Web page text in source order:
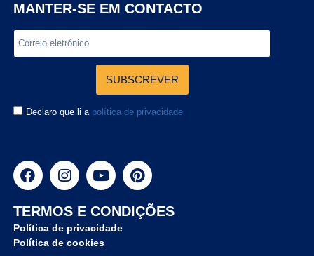
MANTER-SE EM CONTACTO
Declaro que li a política de privacidade
SUBSCREVER
TERMOS E CONDIÇÕES
Política de privacidade
Política de cookies